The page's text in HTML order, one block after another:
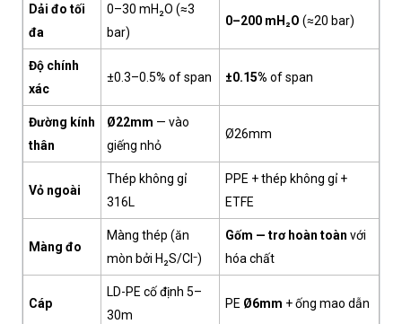
Dải đo tối
đa
0–30 mH₂O (≈3
bar)
0–200 mH₂O (≈20 bar)
Độ chính
xác
±0.3–0.5% of span ±0.15% of span
Đường kính
thân
Ø22mm — vào
giếng nhỏ
Ø26mm
Vỏ ngoài
Thép không gỉ
316L
PPE + thép không gỉ +
ETFE
Màng đo
Màng thép (ăn
mòn bởi H₂S/Cl⁻)
Gốm — trơ hoàn toàn với
hóa chất
Cáp
LD-PE cố định 5–
30m
PE Ø6mm + ống mao dẫn